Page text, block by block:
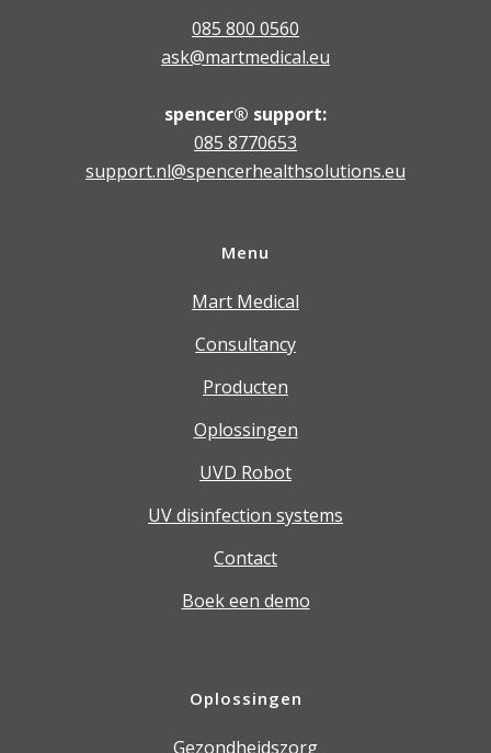
085 800 0560
ask@martmedical.eu
spencer® support:
085 8770653
support.nl@spencerhealthsolutions.eu
Menu
Mart Medical
Consultancy
Producten
Oplossingen
UVD Robot
UV disinfection systems
Contact
Boek een demo
Oplossingen
Gezondheidszorg